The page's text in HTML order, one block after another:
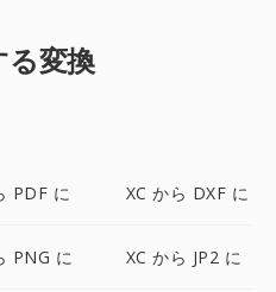
る変換
PDF に XC から DXF に
PNG に XC から JP2 に